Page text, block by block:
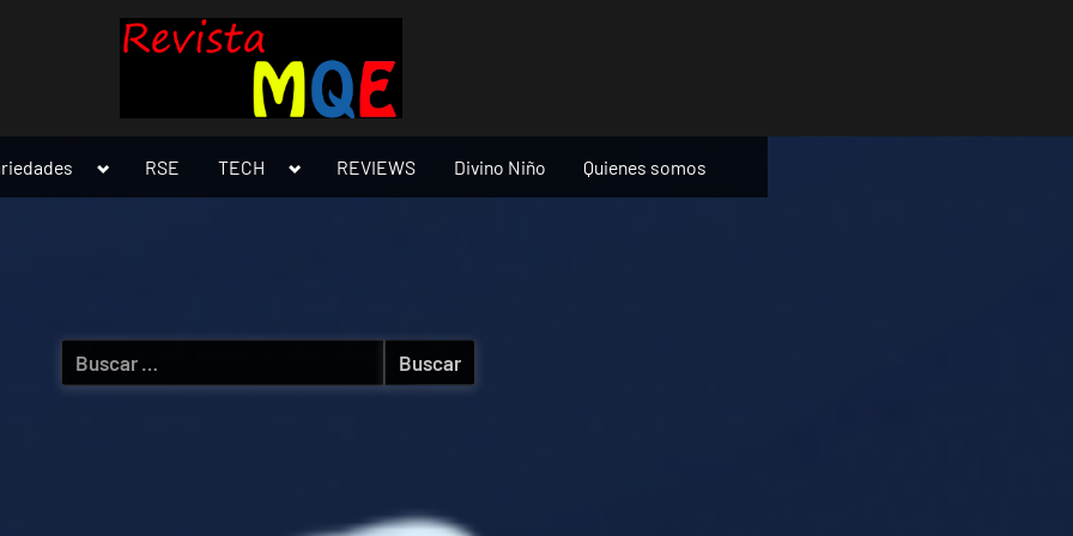
Toggle
menu
RSE TECH
Toggle
menu
REVIEWS Divino Niño Quienes somos
Buscar: